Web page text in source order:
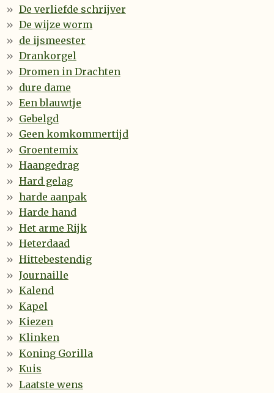
De verliefde schrijver
De wijze worm
de ijsmeester
Drankorgel
Dromen in Drachten
dure dame
Een blauwtje
Gebelgd
Geen komkommertijd
Groentemix
Haangedrag
Hard gelag
harde aanpak
Harde hand
Het arme Rijk
Heterdaad
Hittebestendig
Journaille
Kalend
Kapel
Kiezen
Klinken
Koning Gorilla
Kuis
Laatste wens